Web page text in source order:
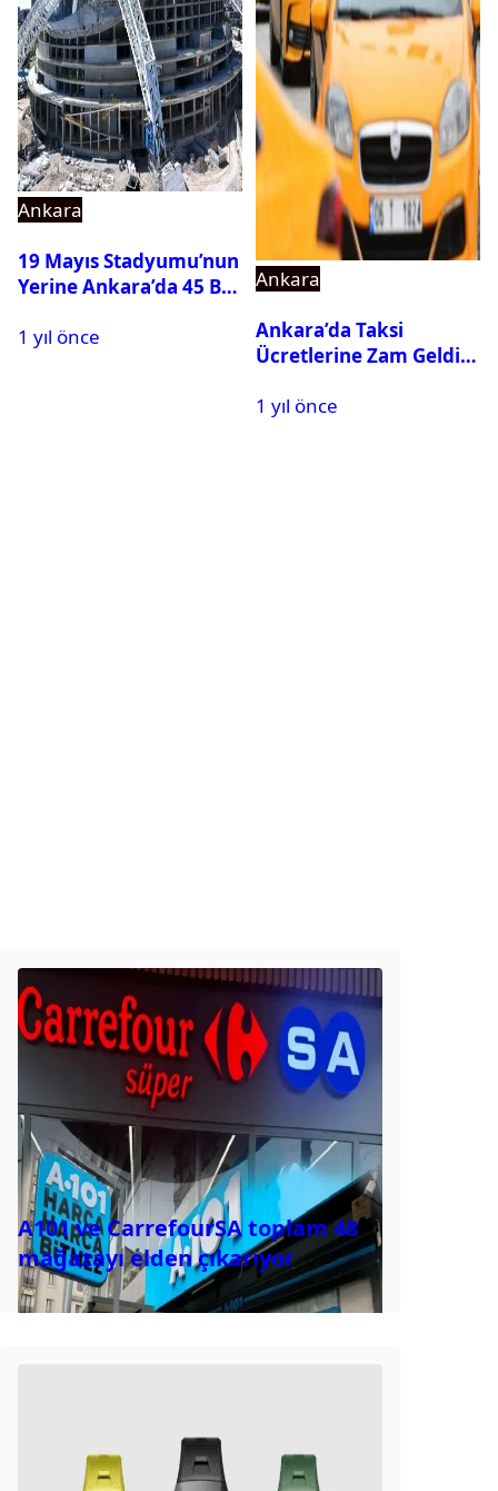
Ankara
19 Mayıs Stadyumu’nun
Yerine Ankara’da 45 Bin
Yapılıyor
1 yıl önce
Ankara
Ankara’da Taksi
Ücretlerine Zam Geldi:
Giriyor
1 yıl önce
A101 ve CarrefourSA toplam 48
mağazayı elden çıkarıyor